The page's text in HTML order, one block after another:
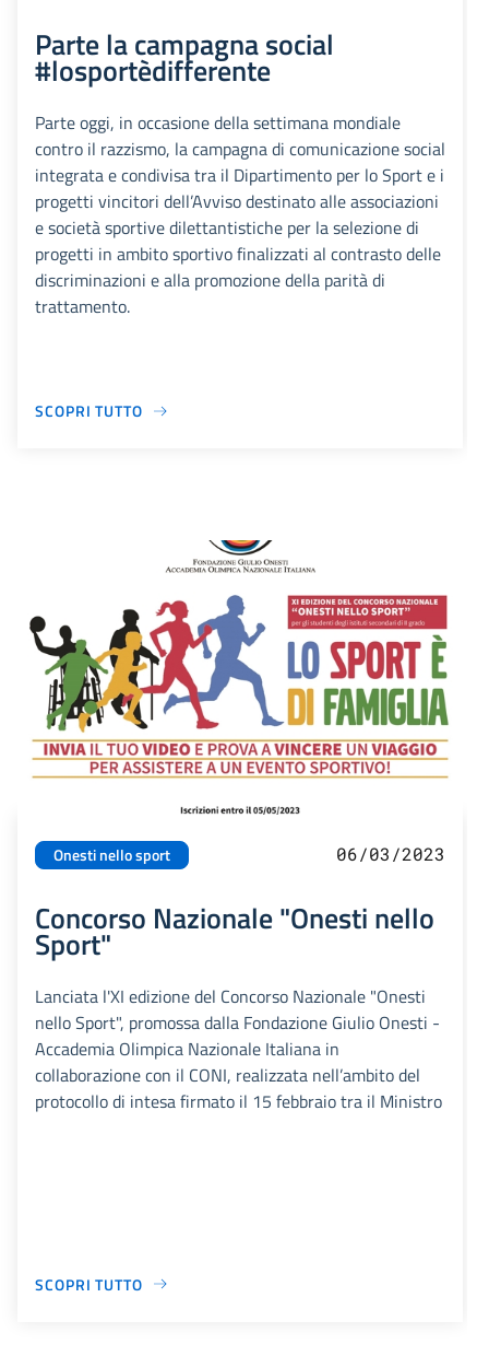
Parte la campagna social
#losportèdifferente
Parte oggi, in occasione della settimana mondiale
contro il razzismo, la campagna di comunicazione social
integrata e condivisa tra il Dipartimento per lo Sport e i
progetti vincitori dell’Avviso destinato alle associazioni
e società sportive dilettantistiche per la selezione di
progetti in ambito sportivo finalizzati al contrasto delle
discriminazioni e alla promozione della parità di
trattamento.
SCOPRI TUTTO
Onesti nello sport 06/03/2023
Concorso Nazionale "Onesti nello
Sport"
Lanciata l'XI edizione del Concorso Nazionale "Onesti
nello Sport", promossa dalla Fondazione Giulio Onesti -
Accademia Olimpica Nazionale Italiana in
collaborazione con il CONI, realizzata nell’ambito del
protocollo di intesa firmato il 15 febbraio tra il Ministro
SCOPRI TUTTO